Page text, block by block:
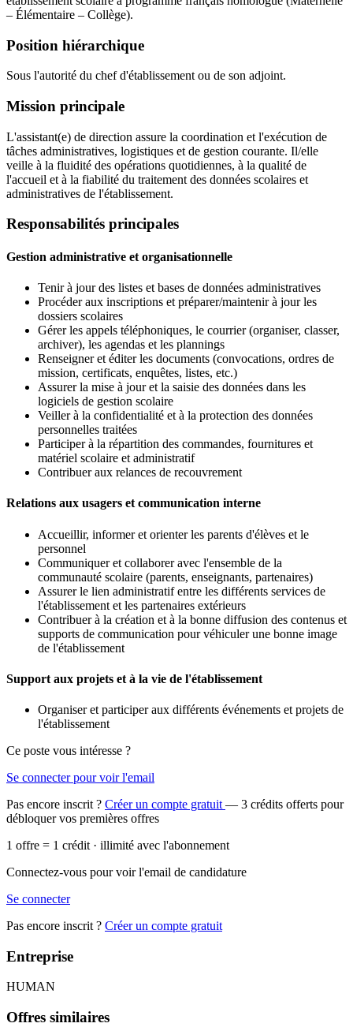
– Élémentaire – Collège).
Position hiérarchique
Sous l'autorité du chef d'établissement ou de son adjoint.
Mission principale
L'assistant(e) de direction assure la coordination et l'exécution de
tâches administratives, logistiques et de gestion courante. Il/elle
veille à la fluidité des opérations quotidiennes, à la qualité de
l'accueil et à la fiabilité du traitement des données scolaires et
administratives de l'établissement.
Responsabilités principales
Gestion administrative et organisationnelle
Tenir à jour des listes et bases de données administratives
Procéder aux inscriptions et préparer/maintenir à jour les
dossiers scolaires
Gérer les appels téléphoniques, le courrier (organiser, classer,
archiver), les agendas et les plannings
Renseigner et éditer les documents (convocations, ordres de
mission, certificats, enquêtes, listes, etc.)
Assurer la mise à jour et la saisie des données dans les
logiciels de gestion scolaire
Veiller à la confidentialité et à la protection des données
personnelles traitées
Participer à la répartition des commandes, fournitures et
matériel scolaire et administratif
Contribuer aux relances de recouvrement
Relations aux usagers et communication interne
Accueillir, informer et orienter les parents d'élèves et le
personnel
Communiquer et collaborer avec l'ensemble de la
communauté scolaire (parents, enseignants, partenaires)
Assurer le lien administratif entre les différents services de
l'établissement et les partenaires extérieurs
Contribuer à la création et à la bonne diffusion des contenus et
supports de communication pour véhiculer une bonne image
de l'établissement
Support aux projets et à la vie de l'établissement
Organiser et participer aux différents événements et projets de
l'établissement
Ce poste vous intéresse ?
Se connecter pour voir l'email
Pas encore inscrit ? Créer un compte gratuit — 3 crédits offerts pour
débloquer vos premières offres
1 offre = 1 crédit · illimité avec l'abonnement
Connectez-vous pour voir l'email de candidature
Se connecter
Pas encore inscrit ? Créer un compte gratuit
Entreprise
HUMAN
Offres similaires